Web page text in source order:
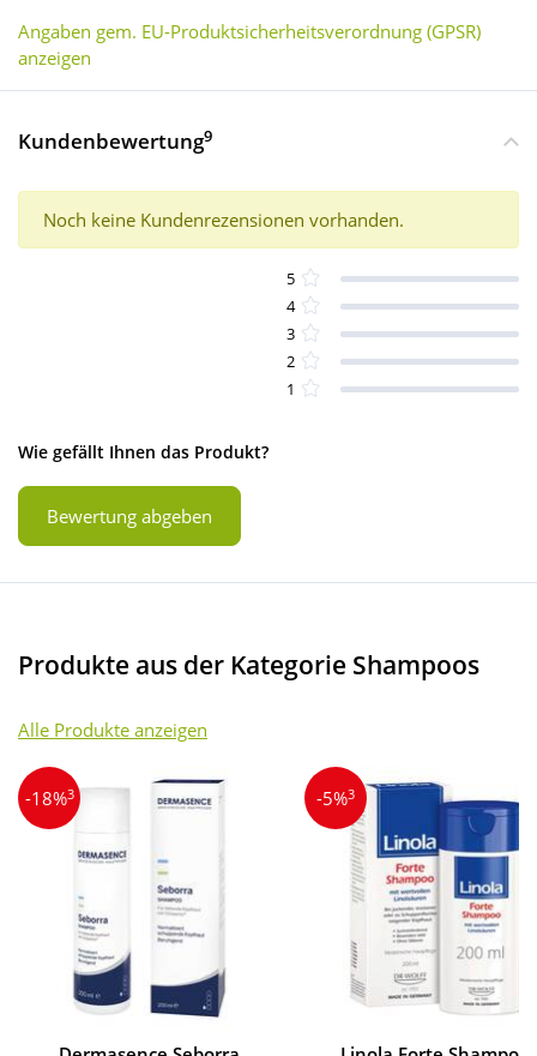
Angaben gem. EU-Produktsicherheitsverordnung (GPSR)
anzeigen
Kundenbewertung9
Noch keine Kundenrezensionen vorhanden.
5
4
3
2
1
Wie gefällt Ihnen das Produkt?
Bewertung abgeben
Produkte aus der Kategorie Shampoos
Alle Produkte anzeigen
-18%3 -5%3